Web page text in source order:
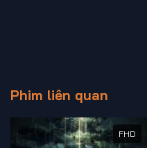
Phim liên quan
FHD